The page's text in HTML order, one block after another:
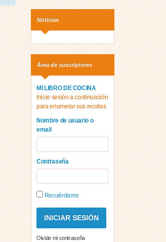
Noticias
Área de suscriptores
MI LIBRO DE COCINA
Inicie sesión a continuación
para enumerar sus recetas
Nombre de usuario o
email
Contraseña
Recuérdame
Olvide mi contraseña